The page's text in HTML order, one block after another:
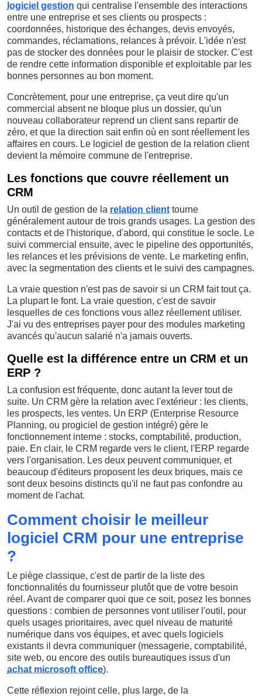
logiciel gestion qui centralise l'ensemble des interactions
entre une entreprise et ses clients ou prospects :
coordonnées, historique des échanges, devis envoyés,
commandes, réclamations, relances à prévoir. L'idée n'est
pas de stocker des données pour le plaisir de stocker. C'est
de rendre cette information disponible et exploitable par les
bonnes personnes au bon moment.
Concrètement, pour une entreprise, ça veut dire qu'un
commercial absent ne bloque plus un dossier, qu'un
nouveau collaborateur reprend un client sans repartir de
zéro, et que la direction sait enfin où en sont réellement les
affaires en cours. Le logiciel de gestion de la relation client
devient la mémoire commune de l'entreprise.
Les fonctions que couvre réellement un
CRM
Un outil de gestion de la relation client tourne
généralement autour de trois grands usages. La gestion des
contacts et de l'historique, d'abord, qui constitue le socle. Le
suivi commercial ensuite, avec le pipeline des opportunités,
les relances et les prévisions de vente. Le marketing enfin,
avec la segmentation des clients et le suivi des campagnes.
La vraie question n'est pas de savoir si un CRM fait tout ça.
La plupart le font. La vraie question, c'est de savoir
lesquelles de ces fonctions vous allez réellement utiliser.
J'ai vu des entreprises payer pour des modules marketing
avancés qu'aucun salarié n'a jamais ouverts.
Quelle est la différence entre un CRM et un
ERP ?
La confusion est fréquente, donc autant la lever tout de
suite. Un CRM gère la relation avec l'extérieur : les clients,
les prospects, les ventes. Un ERP (Enterprise Resource
Planning, ou progiciel de gestion intégré) gère le
fonctionnement interne : stocks, comptabilité, production,
paie. En clair, le CRM regarde vers le client, l'ERP regarde
vers l'organisation. Les deux peuvent communiquer, et
beaucoup d'éditeurs proposent les deux briques, mais ce
sont deux besoins distincts qu'il ne faut pas confondre au
moment de l'achat.
Comment choisir le meilleur
logiciel CRM pour une entreprise
?
Le piège classique, c'est de partir de la liste des
fonctionnalités du fournisseur plutôt que de votre besoin
réel. Avant de comparer quoi que ce soit, posez les bonnes
questions : combien de personnes vont utiliser l'outil, pour
quels usages prioritaires, avec quel niveau de maturité
numérique dans vos équipes, et avec quels logiciels
existants il devra communiquer (messagerie, comptabilité,
site web, ou encore des outils bureautiques issus d'un
achat microsoft office).
Cette réflexion rejoint celle, plus large, de la